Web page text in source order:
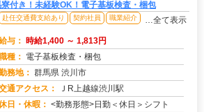
寮付き！未経験OK！電子基板検査・梱包
赴任交通費支給あり 契約社員 職業紹介 …全て表示
与： 時給1,400 ～ 1,813円
種： 電子基板検査・梱包
務地： 群馬県 渋川市
通アクセス：
ＪR上越線渋川駅
日・休暇： <勤務形態>日勤＜休日＞シフト